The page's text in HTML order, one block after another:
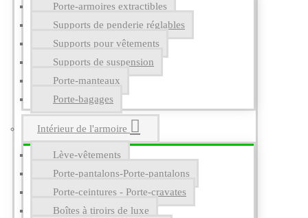
Porte-armoires extractibles
Supports de penderie réglables
Supports pour vêtements
Supports de suspension
Porte-manteaux
Porte-bagages
Intérieur de l'armoire
Lève-vêtements
Porte-pantalons-Porte-pantalons
Porte-ceintures - Porte-cravates
Boîtes à tiroirs de luxe